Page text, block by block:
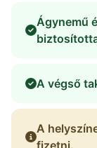
Ágynemű
A végső
A
fizetni.